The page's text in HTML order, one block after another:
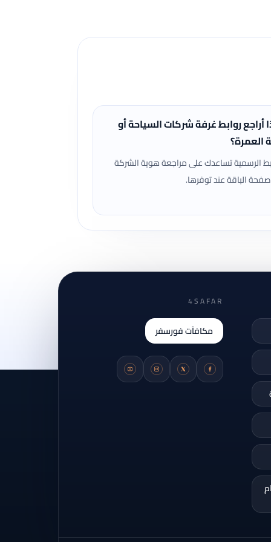
أراجع روابط غرفة شركات السياحة أو
العمرة؟
الرسمية تساعدك على مراجعة هوية الشركة
الباقة عند توفرها.
4SAFAR
مكافآت فورسفر